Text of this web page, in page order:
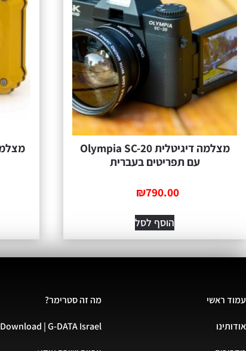
מצלמה דיגיטלית Olympia SC-20
עם תפריטים בעברית
₪790.00
הוסף לסל
עמוד ראשי
אודותינו
מה זה סטרימר?
Download | G-DATA Israel